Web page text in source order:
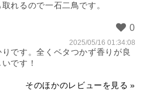
れるので一石二鳥です。
2025/05/16 01:34:08
です。全くベタつかず香りが良
です！
そのほかのレビューを見る